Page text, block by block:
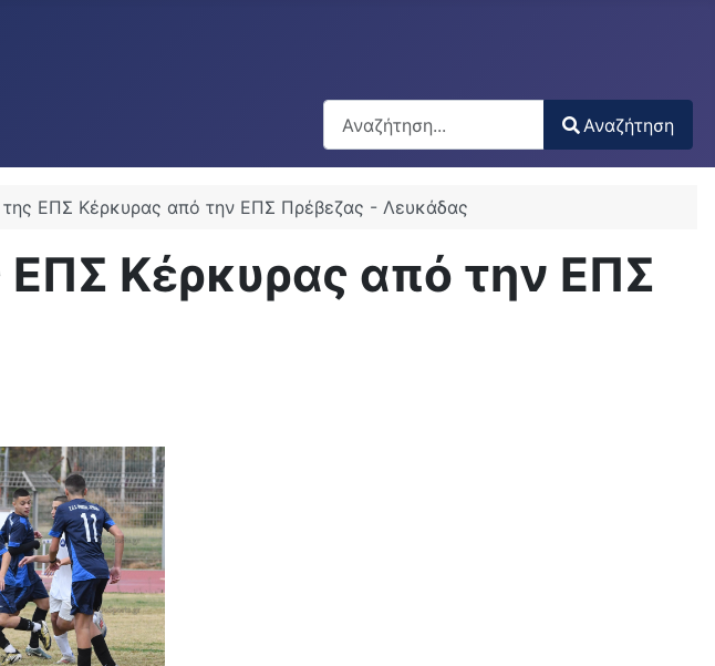
Αναζήτηση
Type 2 or more characters for results.
Αναζήτηση
της ΕΠΣ Κέρκυρας από την ΕΠΣ Πρέβεζας - Λευκάδας
ΕΠΣ Κέρκυρας από την ΕΠΣ